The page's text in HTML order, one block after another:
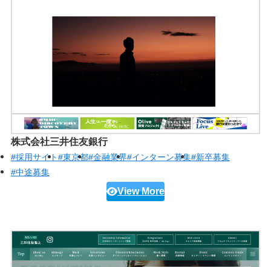
株式会社三井住友銀行
#採用サイト#東京都#金融業界#インターン募集#新卒募集
#中途募集
View More